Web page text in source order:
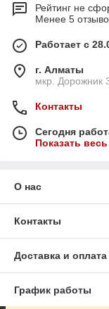
Рейтинг не
Менее 5
Работает с
г. Алматы
мкр. Дорожник
Контакты
Сегодня
Показать
О нас
Контакты
Доставка и оплата
График работы